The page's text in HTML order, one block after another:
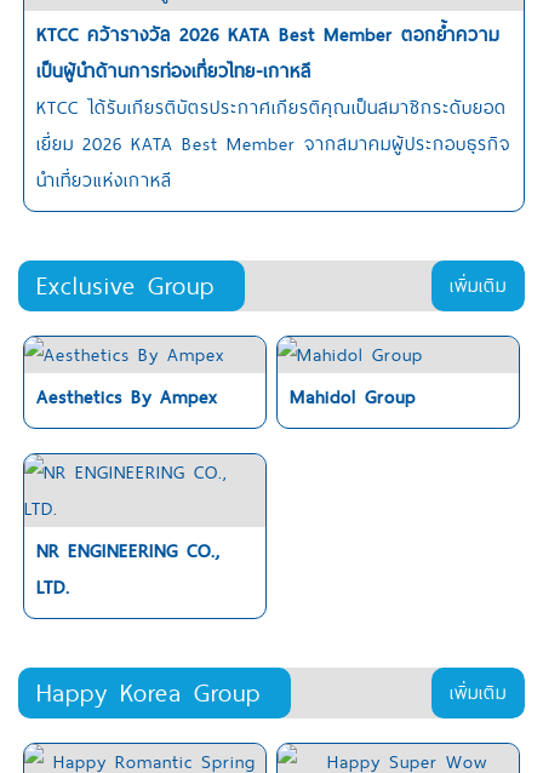
KTCC คว้ารางวัล 2026 KATA Best Member ตอกย้ำความ
เป็นผู้นำด้านการท่องเที่ยวไทย-เกาหลี
KTCC ได้รับเกียรติบัตรประกาศเกียรติคุณเป็นสมาชิกระดับยอด
เยี่ยม 2026 KATA Best Member จากสมาคมผู้ประกอบธุรกิจ
นำเที่ยวแห่งเกาหลี
Exclusive Group เพิ่มเติม
Aesthetics By Ampex Mahidol Group
NR ENGINEERING CO.,
LTD.
Happy Korea Group เพิ่มเติม